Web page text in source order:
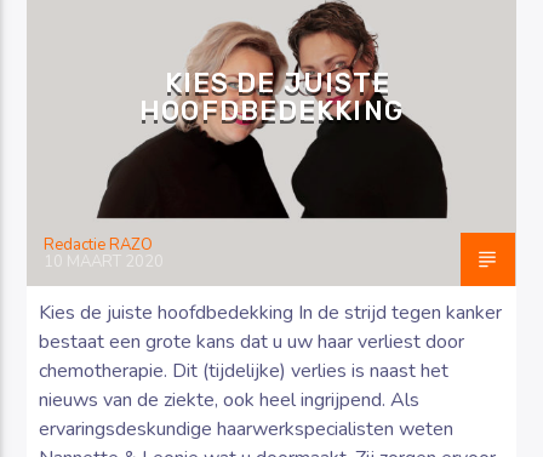
Luister RAZO online
KIES DE JUISTE
HOOFDBEDEKKING
Redactie RAZO
10 MAART 2020
Kies de juiste hoofdbedekking In de strijd tegen kanker
bestaat een grote kans dat u uw haar verliest door
chemotherapie. Dit (tijdelijke) verlies is naast het
nieuws van de ziekte, ook heel ingrijpend. Als
ervaringsdeskundige haarwerkspecialisten weten